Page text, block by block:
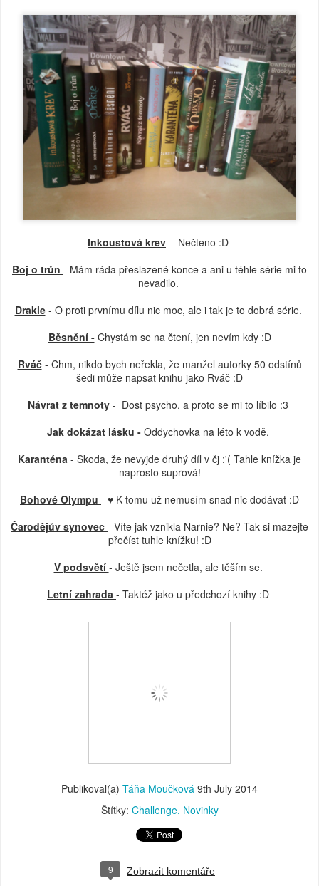
Inkoustová krev - Nečteno :D
Boj o trůn - Mám ráda přeslazené konce a ani u téhle série mi to
nevadilo.
Drakie- O proti prvnímu dílu nic moc, ale i tak je to dobrá série.
Běsnění -Chystám se na čtení, jen nevím kdy :D
Rváč- Chm, nikdo bych neřekla, že manžel autorky 50 odstínů
šedi může napsat knihu jako Rváč :D
Návrat z temnoty - Dost psycho, a proto se mi to líbilo :3
Jak dokázat lásku - Oddychovka na léto k vodě.
Karanténa - Škoda, že nevyjde druhý díl v čj :'( Tahle knížka je
naprosto suprová!
Bohové Olympu - ♥ K tomu už nemusím snad nic dodávat :D
Čarodějův synovec - Víte jak vznikla Narnie? Ne? Tak si mazejte
přečíst tuhle knížku! :D
V podsvětí - Ještě jsem nečetla, ale těším se.
Letní zahrada - Taktéž jako u předchozí knihy :D
Publikoval(a) Táňa Moučková 9th July 2014
Štítky: Challenge Novinky
9 Zobrazit komentáře